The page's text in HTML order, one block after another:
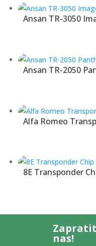
Ansan TR-3050
Ansan TR-2050
Alfa Romeo
8E Transponder
nas!